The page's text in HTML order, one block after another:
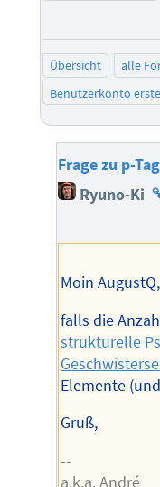
Übersicht alle
Benutzerkonto
Frage zu p-Tag
Ryuno-Ki
Moin AugustQ,
falls die
strukturelle
Elemente
Gruß,
--
a.k.a. André